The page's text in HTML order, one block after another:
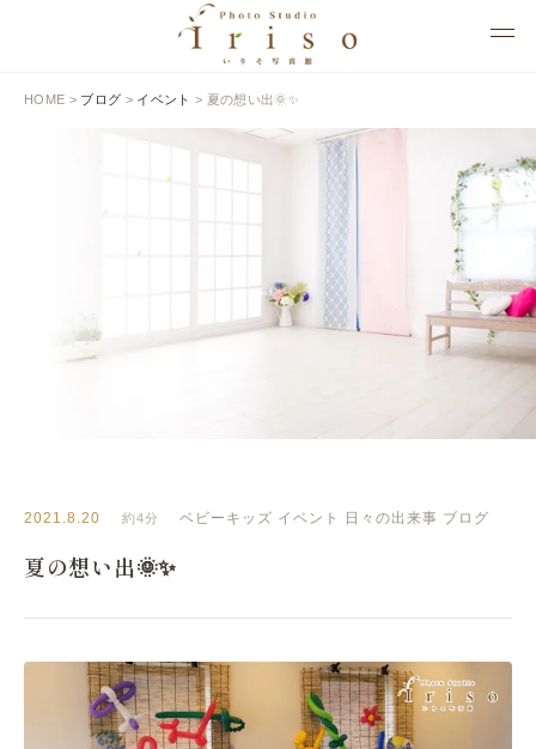
HOME > ブログ > イベント > 夏の想い出🌞✨
いりそ写真館ブログ
2021.8.20 約4分 ベビーキッズ イベント 日々の出来事 ブログ
夏の想い出🌞✨